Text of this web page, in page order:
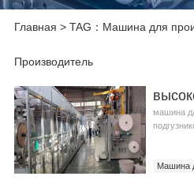
Главная > TAG：Машина для
Производитель
машина
Машина